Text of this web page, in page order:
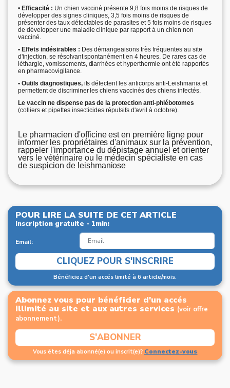
•Efficacité : Un chien vacciné présente 9,8 fois moins de risques de
développer des signes cliniques, 3,5 fois moins de risques de
présenter des taux détectables de parasites et 5 fois moins de risques
de développer une maladie clinique par rapport à un chien non
vacciné.
• Effets indésirables : Des démangeaisons très fréquentes au site
d'injection, se résolvant spontanément en 4 heures. De rares cas de
léthargie, vomissements, diarrhées et hyperthermie ont été rapportés
en pharmacovigilance.
• Outils diagnostiques, ils détectent les anticorps anti-Leishmania et
permettent de discriminer les chiens vaccinés des chiens infectés.
Le vaccin ne dispense pas de la protection anti-phlébotomes
(colliers et pipettes insecticides répulsifs d'avril à octobre).
Le pharmacien d'officine est en première ligne pour
informer les propriétaires d'animaux sur la prévention,
rappeler l'importance du dépistage annuel et orienter
vers le vétérinaire ou le médecin spécialiste en cas
de suspicion de leishmaniose
Abonnez vous pour bénéficier d'un accés
illimité au site et aux autres services (voir offre
abonnement).
S'ABONNER
Vous êtes déja abonné(e) ou inscrit(e)? Connectez-vous
POUR LIRE LA SUITE DE CET ARTICLE
Inscription gratuite - 1min:
Email:
CLIQUEZ POUR S'INSCRIRE
Bénéficiez d'un accés limité à 6 article/mois.